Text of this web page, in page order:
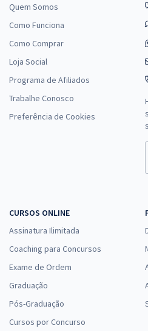
TRF 5ª Região - Tribunal
Conhecimentos Gerais para o
R$
Economize R$
TRF 5ª Região - Tribunal Regional
Judiciário - Área Apoio
R$
Economize
TRF 5ª Região - Tribunal Regional
Judiciário - Área Apoio
Quem Somos
Como Funciona
Como Comprar
Loja Social
Programa de Afiliados
Trabalhe Conosco
Preferência de Cookies
CURSOS ONLINE
Assinatura Ilimitada
Coaching para Concursos
Exame de Ordem
Graduação
Pós-Graduação
Cursos por Concurso